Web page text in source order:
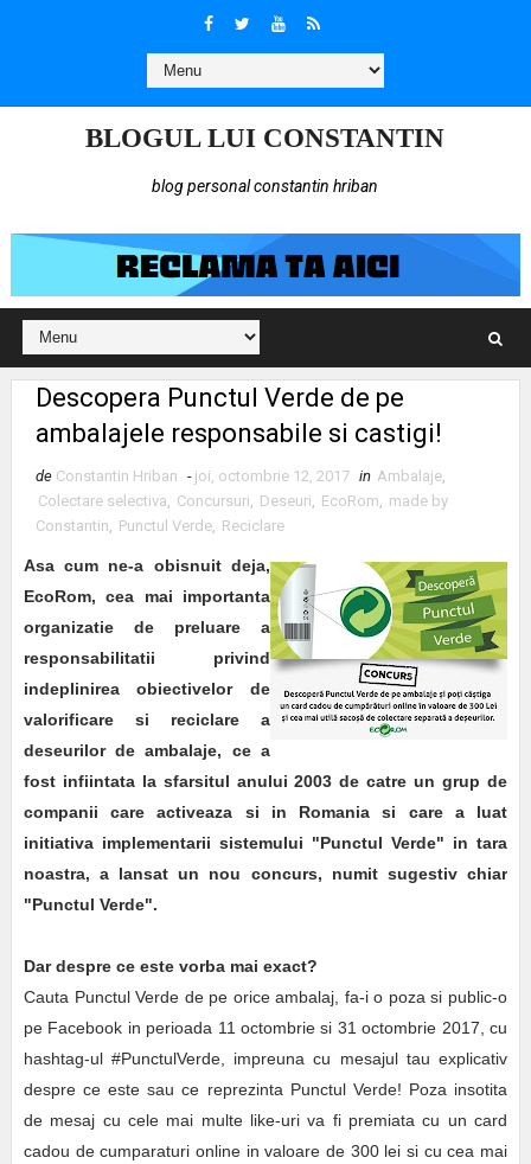
BLOGUL LUI CONSTANTIN
blog personal constantin hriban
Descopera Punctul Verde de pe
ambalajele responsabile si castigi!
de Constantin Hriban - joi, octombrie 12, 2017 in Ambalaje,
Colectare selectiva, Concursuri, Deseuri, EcoRom, made by
Constantin, Punctul Verde, Reciclare
Asa cum ne-a obisnuit deja,
EcoRom, cea mai importanta
organizatie de preluare a
responsabilitatii privind
indeplinirea obiectivelor de
valorificare si reciclare a
deseurilor de ambalaje, ce a
fost infiintata la sfarsitul anului 2003 de catre un grup de
companii care activeaza si in Romania si care a luat
initiativa implementarii sistemului "Punctul Verde" in tara
noastra, a lansat un nou concurs, numit sugestiv chiar
"Punctul Verde".
Dar despre ce este vorba mai exact?
Cauta Punctul Verde de pe orice ambalaj, fa-i o poza si public-o
pe Facebook in perioada 11 octombrie si 31 octombrie 2017, cu
hashtag-ul #PunctulVerde, impreuna cu mesajul tau explicativ
despre ce este sau ce reprezinta Punctul Verde! Poza insotita
de mesaj cu cele mai multe like-uri va fi premiata cu un card
cadou de cumparaturi online in valoare de 300 lei si cu cea mai